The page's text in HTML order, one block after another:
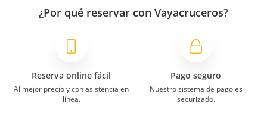
¿Por qué reservar con Vayacruceros?
Reserva online fácil
Al mejor precio y con asistencia en
línea.
Pago seguro
Nuestro sistema de pago es
securizado.